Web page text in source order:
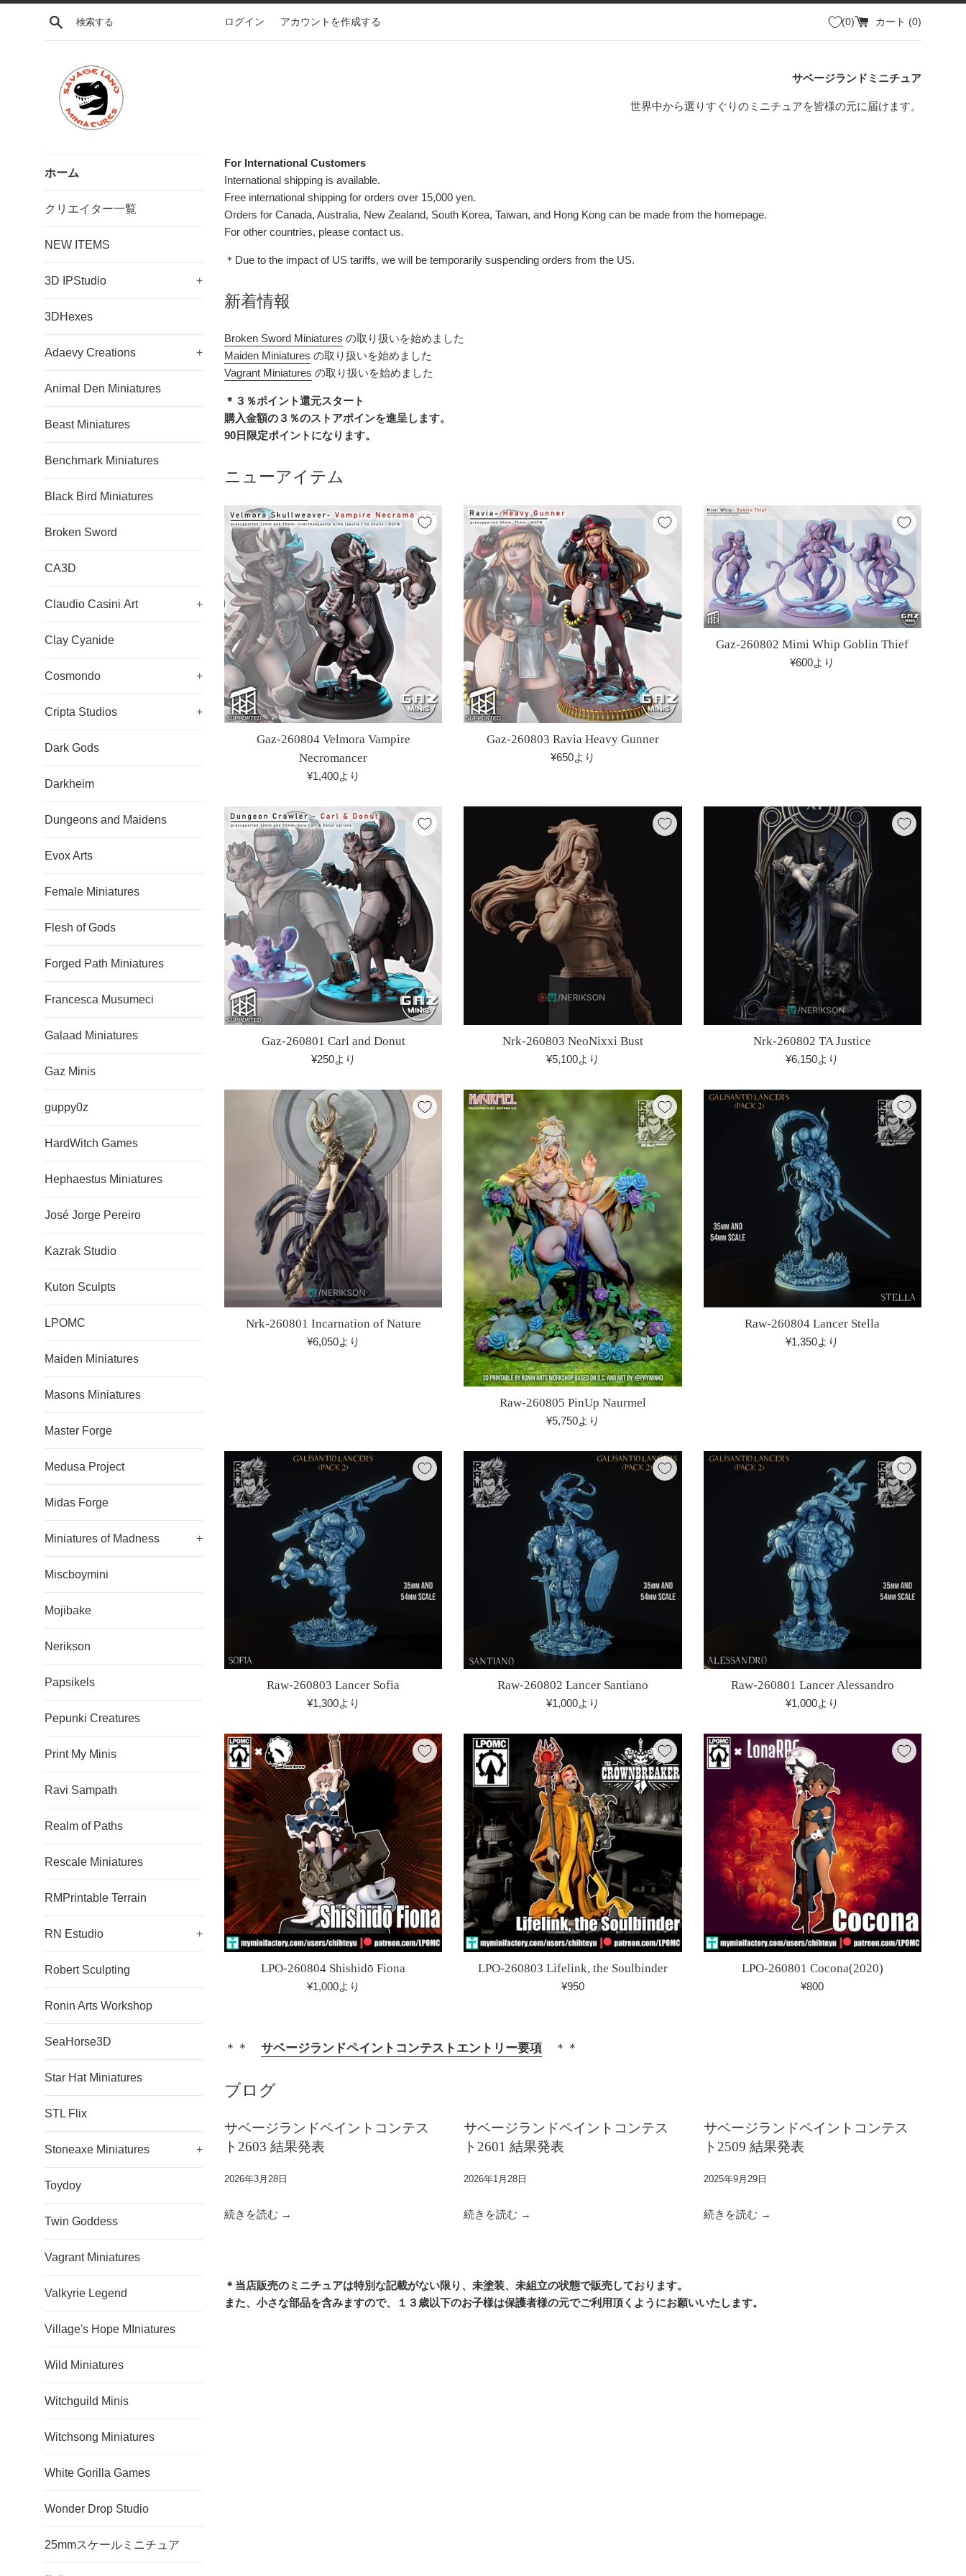
コ
検索する ログイン アカウントを作成する 0 カート (0)
サ
ジ
ラ
ン
ミ
ニ
チ
サベージランドミニチュア
世界中から選りすぐりのミニチュアを皆様の元に届けます。
ホーム
クリエイター一覧
NEW ITEMS
3D IPStudio +
3DHexes
Adaevy Creations +
Animal Den Miniatures
Beast Miniatures
Benchmark Miniatures
Black Bird Miniatures
Broken Sword
CA3D
Claudio Casini Art +
Clay Cyanide
Cosmondo +
Cripta Studios +
Dark Gods
Darkheim
Dungeons and Maidens
Evox Arts
Female Miniatures
Flesh of Gods
Forged Path Miniatures
Francesca Musumeci
Galaad Miniatures
Gaz Minis
guppy0z
HardWitch Games
Hephaestus Miniatures
José Jorge Pereiro
Kazrak Studio
Kuton Sculpts
LPOMC
Maiden Miniatures
Masons Miniatures
Master Forge
Medusa Project
Midas Forge
Miniatures of Madness +
Miscboymini
Mojibake
Nerikson
Papsikels
Pepunki Creatures
Print My Minis
Ravi Sampath
Realm of Paths
Rescale Miniatures
RMPrintable Terrain
RN Estudio +
Robert Sculpting
Ronin Arts Workshop
SeaHorse3D
Star Hat Miniatures
STL Flix
Stoneaxe Miniatures +
Toydoy
Twin Goddess
Vagrant Miniatures
Valkyrie Legend
Village's Hope MIniatures
Wild Miniatures
Witchguild Minis
Witchsong Miniatures
White Gorilla Games
Wonder Drop Studio
25mmスケールミニチュア
For International Customers
International shipping is available.
Free international shipping for orders over 15,000 yen.
Orders for Canada, Australia, New Zealand, South Korea, Taiwan, and Hong Kong can be made from the homepage.
For other countries, please contact us.
＊Due to the impact of US tariffs, we will be temporarily suspending orders from the US.
新着情報
Broken Sword Miniatures の取り扱いを始めました
Maiden Miniatures の取り扱いを始めました
Vagrant Miniatures の取り扱いを始めました
＊３％ポイント還元スタート
購入金額の３％のストアポインを進呈します。
90日限定ポイントになります。
ニューアイテム
Gaz-260804 Velmora Vampire
Necromancer
¥1,400より
Gaz-260803 Ravia Heavy Gunner
¥650より
Gaz-260802 Mimi Whip Goblin Thief
¥600より
Gaz-260801 Carl and Donut
¥250より
Nrk-260803 NeoNixxi Bust
¥5,100より
Nrk-260802 TA Justice
¥6,150より
Nrk-260801 Incarnation of Nature
¥6,050より
Raw-260805 PinUp Naurmel
¥5,750より
Raw-260804 Lancer Stella
¥1,350より
Raw-260803 Lancer Sofia
¥1,300より
Raw-260802 Lancer Santiano
¥1,000より
Raw-260801 Lancer Alessandro
¥1,000より
LPO-260804 Shishidō Fiona
¥1,000より
LPO-260803 Lifelink, the Soulbinder
通
¥950
LPO-260801 Cocona(2020)
通
¥800
＊＊ サベージランドペイントコンテストエントリー要項 ＊＊
ブログ
サベージランドペイントコンテス
ト2603 結果発表
2026年3月28日
続きを読む →
サベージランドペイントコンテス
ト2601 結果発表
2026年1月28日
続きを読む →
サベージランドペイントコンテス
ト2509 結果発表
2025年9月29日
続きを読む →
＊当店販売のミニチュアは特別な記載がない限り、未塗装、未組立の状態で販売しております。
また、小さな部品を含みますので、１３歳以下のお子様は保護者様の元でご利用頂くようにお願いいたします。